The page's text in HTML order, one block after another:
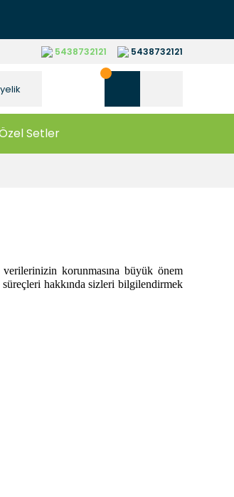
5438732121 5438732121
Setler
korunmasına büyük önem
hakkında sizleri bilgilendirmek